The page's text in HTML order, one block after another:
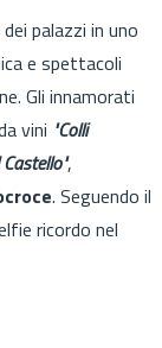
palazzi in uno
e spettacoli
Gli innamorati
vini "Colli
,
. Seguendo il
ricordo nel